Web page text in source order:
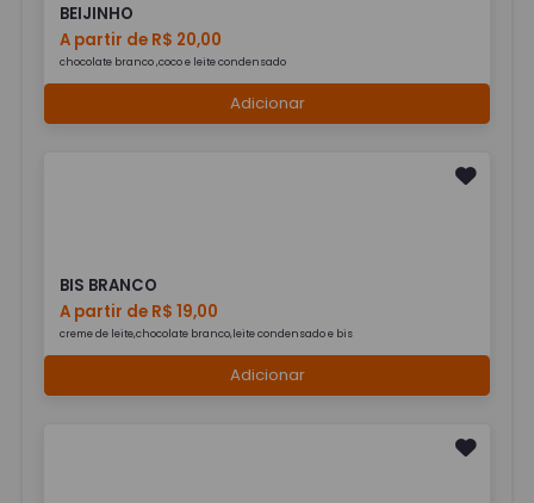
BEIJINHO
A partir de R$ 20,00
chocolate branco ,coco e leite condensado
Adicionar
BIS BRANCO
A partir de R$ 19,00
creme de leite,chocolate branco,leite condensado e bis
Adicionar